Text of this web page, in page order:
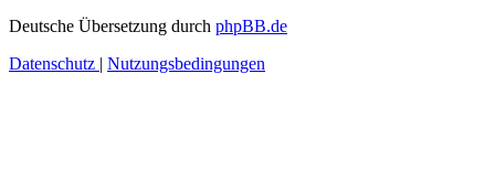
Deutsche Übersetzung durch phpBB.de
Datenschutz | Nutzungsbedingungen